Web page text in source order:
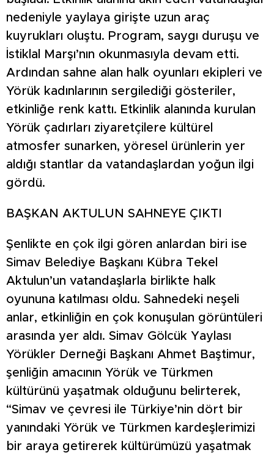
nedeniyle yaylaya girişte uzun araç
kuyrukları oluştu. Program, saygı duruşu ve
İstiklal Marşı’nın okunmasıyla devam etti.
Ardından sahne alan halk oyunları ekipleri ve
Yörük kadınlarının sergilediği gösteriler,
etkinliğe renk kattı. Etkinlik alanında kurulan
Yörük çadırları ziyaretçilere kültürel
atmosfer sunarken, yöresel ürünlerin yer
aldığı stantlar da vatandaşlardan yoğun ilgi
gördü.
BAŞKAN AKTULUN SAHNEYE ÇIKTI
Şenlikte en çok ilgi gören anlardan biri ise
Simav Belediye Başkanı Kübra Tekel
Aktulun’un vatandaşlarla birlikte halk
oyununa katılması oldu. Sahnedeki neşeli
anlar, etkinliğin en çok konuşulan görüntüleri
arasında yer aldı. Simav Gölcük Yaylası
Yörükler Derneği Başkanı Ahmet Baştimur,
şenliğin amacının Yörük ve Türkmen
kültürünü yaşatmak olduğunu belirterek,
“Simav ve çevresi ile Türkiye’nin dört bir
yanındaki Yörük ve Türkmen kardeşlerimizi
bir araya getirerek kültürümüzü yaşatmak